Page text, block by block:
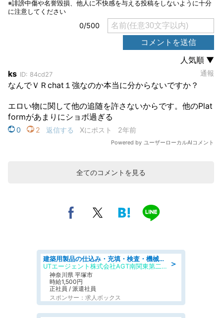
全てのコメントを見る
＞
建築用製品の仕込み・充填・検査・機械操作/寮完備/日払い/工場・製造
UTエージェント株式会社AGT南関東第二CU
神奈川県 平塚市
時給1,500円
正社員 / 派遣社員
スポンサー：求人ボックス